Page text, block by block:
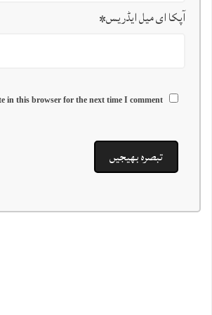
آپکا ای میل ایڈریس*
in this browser for the next time I comment.